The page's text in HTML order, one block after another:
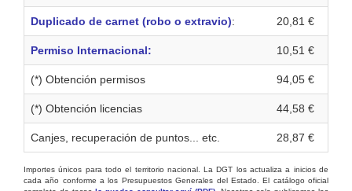
Duplicado de carnet (robo o extravio): 20,81 €
Permiso Internacional: 10,51 €
(*) Obtención permisos 94,05 €
(*) Obtención licencias 44,58 €
Canjes, recuperación de puntos... etc. 28,87 €
Importes únicos para todo el territorio nacional. La DGT los actualiza a inicios de
cada año conforme a los Presupuestos Generales del Estado. El catálogo oficial